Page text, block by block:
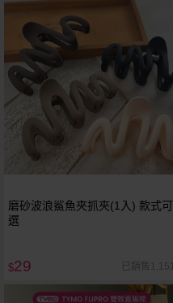
磨砂波浪鯊魚夾抓夾(1入) 款式可
選
$29 已銷售1,151